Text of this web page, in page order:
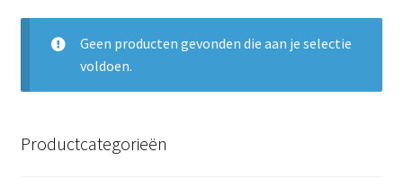
Account
Geen producten gevonden die aan je selectie
voldoen.
Productcategorieën